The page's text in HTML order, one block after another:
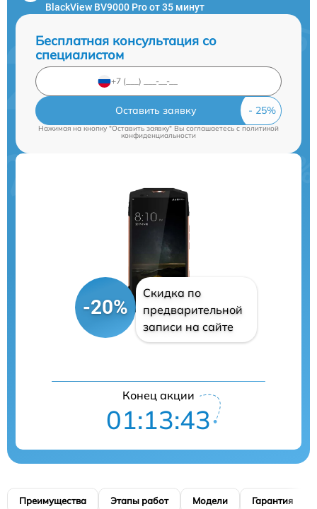
BlackView BV9000 Pro от 35 минут
Бесплатная консультация со
специалистом
Оставить заявку
Нажимая на кнопку "Оставить заявку" Вы соглашаетесь cполитикой
конфиденциальности
-20%
Скидка по
предварительной
записи на сайте
Конец акции
01:13:42
Преимущества Этапы работ Модели Гарантия